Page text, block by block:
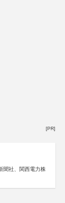
[PR]
聞社、関西電力株